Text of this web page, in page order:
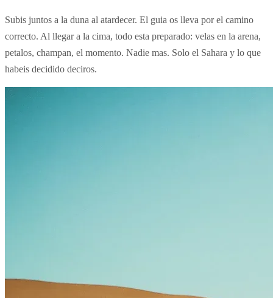
Subis juntos a la duna al atardecer. El guia os lleva por el camino
correcto. Al llegar a la cima, todo esta preparado: velas en la arena,
petalos, champan, el momento. Nadie mas. Solo el Sahara y lo que
habeis decidido deciros.